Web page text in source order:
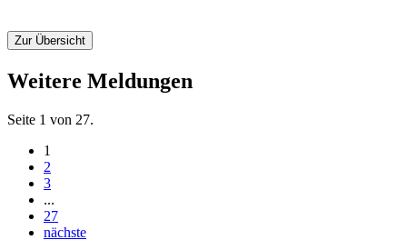
Zur Übersicht
Weitere Meldungen
Seite 1 von 27.
1
2
3
...
27
nächste